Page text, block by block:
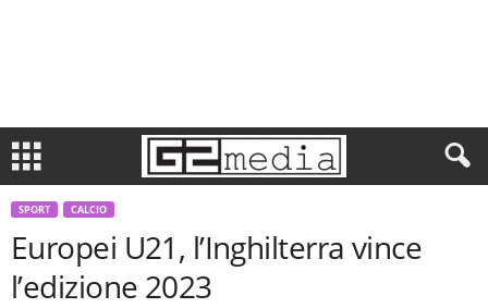
SPORT CALCIO
Europei U21, l’Inghilterra vince
l’edizione 2023